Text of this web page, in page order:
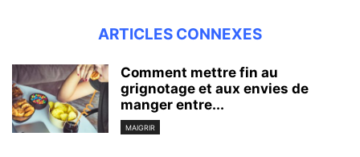
ARTICLES CONNEXES
Comment mettre fin au
grignotage et aux envies de
manger entre...
MAIGRIR